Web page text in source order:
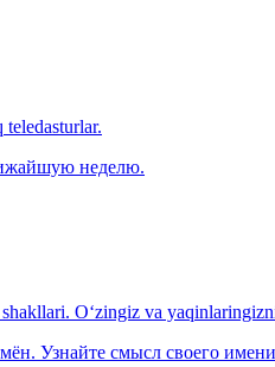
неделю.
O‘zingiz va
Узнайте смысл своего